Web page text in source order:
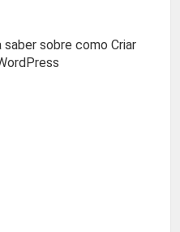
sobre como Criar